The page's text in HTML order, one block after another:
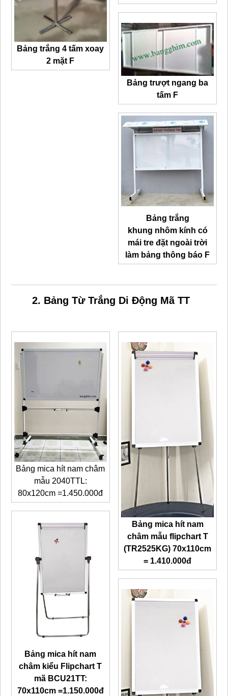
Bảng trắng 4 tấmxoay
2 mặt F
Bảng trượt ngang ba
tấm F
Bảng trắng
khung nhôm kính có
mái tre đặt ngoài trời
làm bảng thông báo F
2. Bảng Từ Trắng Di Động Mã TT
Bảng mica hít nam châm
mẫu 2040TTL:
80x120cm =1.450.000đ
Bảng mica hít nam
châm kiểu Flipchart T
mã BCU21TT:
70x110cm =1.150.000đ
Bảng mica hít nam
châm mẫu flipchart T
(TR2525KG) 70x110cm
= 1.410.000đ